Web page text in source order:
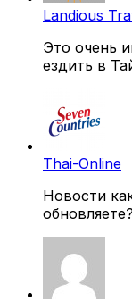
Landious
Это очень
ездить в
Thai-Online
Новости